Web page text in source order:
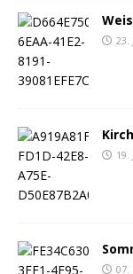
23.
19.
07.